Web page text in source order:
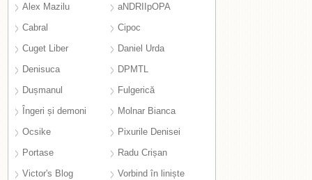
Alex Mazilu
aNDRIIpOPA
Cabral
Cipoc
Cuget Liber
Daniel Urda
Denisuca
DPMTL
Dușmanul
Fulgerică
Îngeri și demoni
Molnar Bianca
Ocsike
Pixurile Denisei
Portase
Radu Crișan
Victor's Blog
Vorbind în liniște